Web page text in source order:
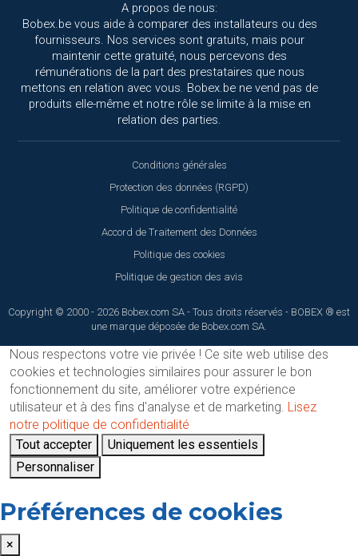
A propos de nous:
Bobex.be vous aide à comparer des installateurs ou des
fournisseurs. Nos services sont gratuits, mais pour
maintenir cette gratuité, nous percevons des
rémunérations de la part des prestataires que nous
mettons en relation avec vous. Bobex.be ne vend pas de
produits elle-même et notre rôle se limite à la mise en
relation des parties.
Conditions générales
Protection des données (RGPD)
Politique de confidentialité
Accord de Traitement des Données
Politique des cookies
Politique de gestion des avis
Copyright © 2000 - 2026 Bobex.com SA - Tous droits réservés - BOBEX ® est
une marque déposée de Bobex.com SA.
Nous respectons votre vie privée ! Ce site web utilise des
cookies et technologies similaires pour assurer le bon
fonctionnement du site, améliorer votre expérience
utilisateur et à des fins d'analyse et de marketing. Lisez
notre politique de confidentialité
Tout accepter
Uniquement les essentiels
Personnaliser
Préférences de cookies
×